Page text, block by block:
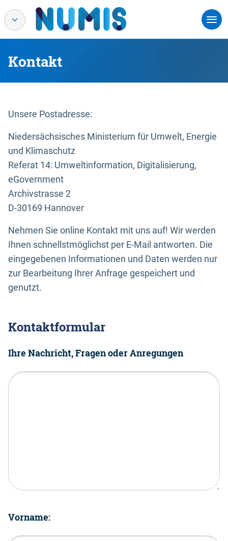
Kontakt
Unsere Postadresse:
Niedersächsisches Ministerium für Umwelt, Energie
und Klimaschutz
Referat 14: Umweltinformation, Digitalisierung,
eGovernment
Archivstrasse 2
D-30169 Hannover
Nehmen Sie online Kontakt mit uns auf! Wir werden
Ihnen schnellstmöglichst per E-Mail antworten. Die
eingegebenen Informationen und Daten werden nur
zur Bearbeitung Ihrer Anfrage gespeichert und
genutzt.
Kontaktformular
Ihre Nachricht, Fragen oder Anregungen
Vorname: